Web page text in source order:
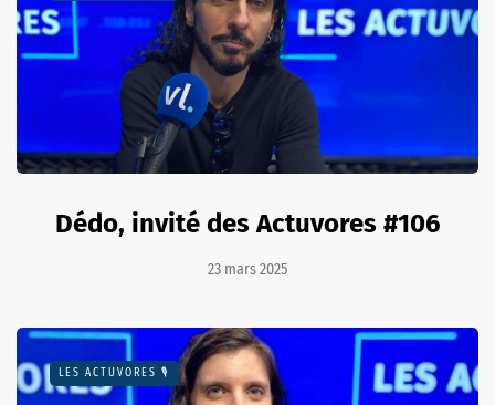
Dédo, invité des Actuvores #106
23 mars 2025
LES ACTUVORES 🎙